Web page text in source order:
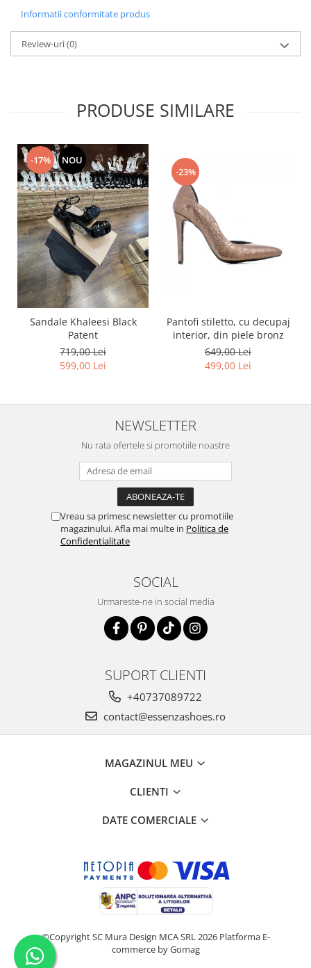
Informatii conformitate produs
Review-uri(0)
PRODUSE SIMILARE
-17% NOU
Sandale Khaleesi Black
Patent
719,00 Lei
599,00 Lei
-23%
Pantofi stiletto, cu decupaj
interior, din piele bronz
649,00 Lei
499,00 Lei
NEWSLETTER
Nu rata ofertele si promotiile noastre
Vreau sa primesc newsletter cu promotiile
magazinului. Afla mai multe in Politica de
Confidentialitate
SOCIAL
Urmareste-ne in social media
SUPORT CLIENTI
+40737089722
contact@essenzashoes.ro
MAGAZINUL MEU
CLIENTI
DATE COMERCIALE
©Copyright SC Mura Design MCA SRL 2026 Platforma E-
commerce by Gomag